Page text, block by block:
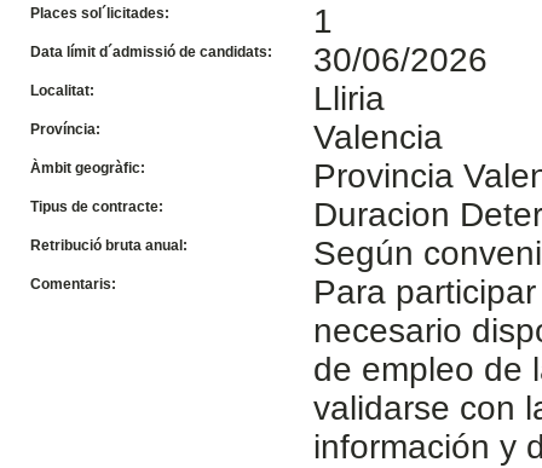
Places sol´licitades: 1
Data límit d´admissió de candidats: 30/06/2026
Localitat: Lliria
Província: Valencia
Àmbit geogràfic: Provincia
Tipus de contracte: Duracion
Retribució bruta anual: Según
Comentaris:
Para
necesario
de empleo de
validarse con
información y